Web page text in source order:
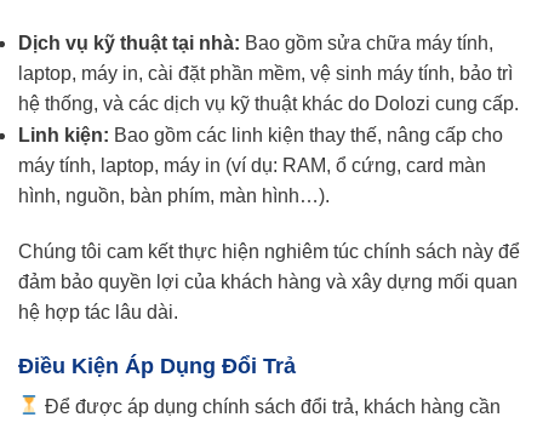
Dịch vụ kỹ thuật tại nhà: Bao gồm sửa chữa máy tính,
laptop, máy in, cài đặt phần mềm, vệ sinh máy tính, bảo trì
hệ thống, và các dịch vụ kỹ thuật khác do Dolozi cung cấp.
Linh kiện: Bao gồm các linh kiện thay thế, nâng cấp cho
máy tính, laptop, máy in (ví dụ: RAM, ổ cứng, card màn
hình, nguồn, bàn phím, màn hình…).
Chúng tôi cam kết thực hiện nghiêm túc chính sách này để
đảm bảo quyền lợi của khách hàng và xây dựng mối quan
hệ hợp tác lâu dài.
Điều Kiện Áp Dụng Đổi Trả
Để được áp dụng chính sách đổi trả, khách hàng cần